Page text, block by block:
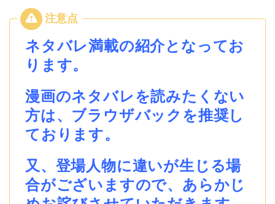
ネタバレ満載の紹介となってお
ります。
漫画のネタバレを読みたくない
方は、ブラウザバックを推奨し
ております。
又、登場人物に違いが生じる場
合がございますので、あらかじ